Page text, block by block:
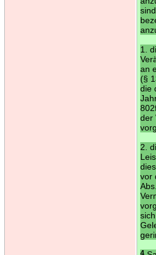
1.
an
(§
die
der
2.
vor
4